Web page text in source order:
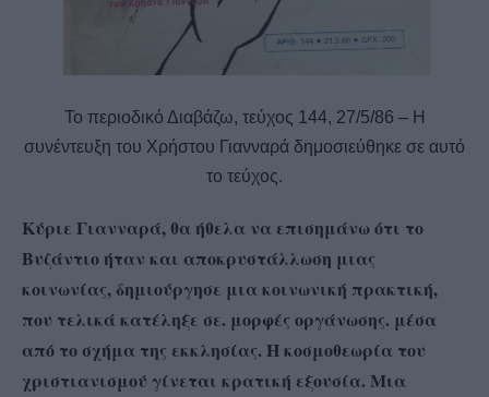
Το περιοδικό Διαβάζω, τεύχος 144, 27/5/86 – Η
συνέντευξη του Χρήστου Γιανναρά δημοσιεύθηκε σε αυτό
το τεύχος.
Κύριε Γιανναρά, θα ήθελα να επισημάνω ότι το
Βυζάντιο ήταν και αποκρυστάλλωση μιας
κοινωνίας, δημιούργησε μια κοινωνική πρακτική,
που τελικά κατέληξε σε. μορφές οργάνωσης. μέσα
από το σχήμα της εκκλησίας. Η κοσμοθεωρία του
χριστιανισμού γίνεται κρατική εξουσία. Μια